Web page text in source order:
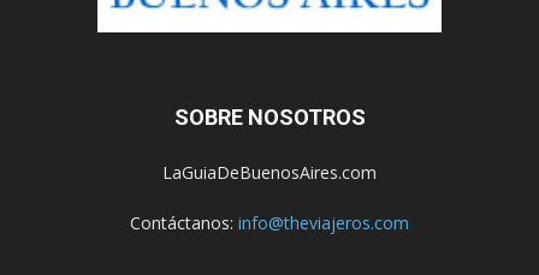
SOBRE NOSOTROS
LaGuiaDeBuenosAires.com
Contáctanos: info@theviajeros.com